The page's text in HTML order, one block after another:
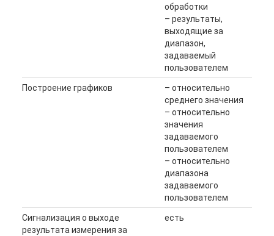
обработки
– результаты,
выходящие за
диапазон,
задаваемый
пользователем
Построение графиков
– относительно
среднего значения
– относительно
значения
задаваемого
пользователем
– относительно
диапазона
задаваемого
пользователем
Сигнализация о выходе
результата измерения за
есть